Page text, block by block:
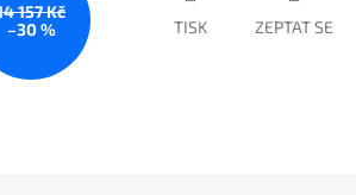
157 Kč
–30 %
TISK ZEPTAT SE